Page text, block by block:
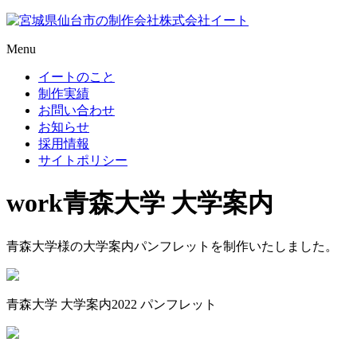
Menu
イートのこと
制作実績
お問い合わせ
お知らせ
採用情報
サイトポリシー
work青森大学 大学案内
青森大学様の大学案内パンフレットを制作いたしました。
青森大学 大学案内2022 パンフレット